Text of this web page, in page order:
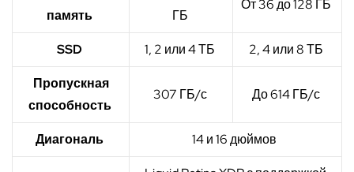
память
ГБ
От 36 до 128 ГБ
SSD 1, 2 или 4 ТБ 2, 4 или 8 ТБ
Пропускная
способность
307 ГБ/с До 614 ГБ/с
Диагональ 14 и 16 дюймов